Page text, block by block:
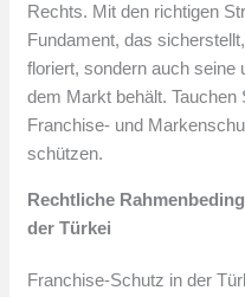
Rechts. Mit den richtigen
Fundament, das
floriert, sondern auch seine
dem Markt behält. Tauchen
Franchise- und
schützen.
Rechtliche
der Türkei
Franchise-Schutz in der